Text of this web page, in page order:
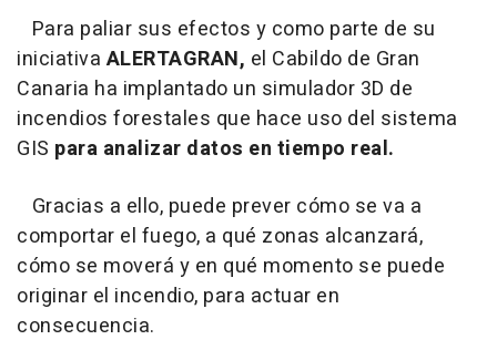
Para paliar sus efectos y como parte de su
iniciativa ALERTAGRAN, el Cabildo de Gran
Canaria ha implantado un simulador 3D de
incendios forestales que hace uso del sistema
GIS para analizar datos en tiempo real.
Gracias a ello, puede prever cómo se va a
comportar el fuego, a qué zonas alcanzará,
cómo se moverá y en qué momento se puede
originar el incendio, para actuar en
consecuencia.